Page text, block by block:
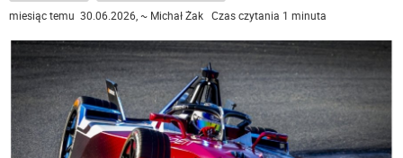
miesiąc temu 30.06.2026, ~ Michał Żak Czas czytania 1 minuta